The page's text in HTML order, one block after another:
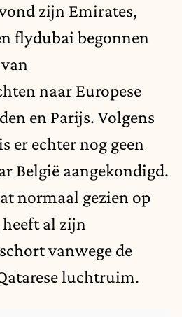
zijn Emirates,
flydubai begonnen
naar Europese
en Parijs. Volgens
er echter nog geen
België aangekondigd.
normaal gezien op
al zijn
vanwege de
luchtruim.